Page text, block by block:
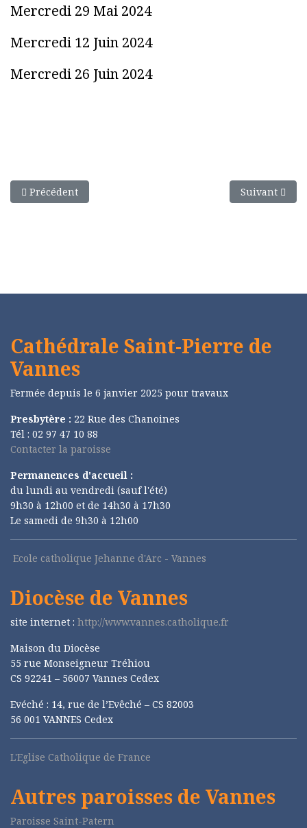
Mercredi 29 Mai 2024
Mercredi 12 Juin 2024
Mercredi 26 Juin 2024
Article précédent : Formation Frat' Lycéens 2023
Précédent Article
Suivant
Cathédrale Saint-Pierre de
Vannes
Fermée depuis le 6 janvier 2025 pour travaux
Presbytère : 22 Rue des Chanoines
Tél : 02 97 47 10 88
Contacter la paroisse
Permanences d'accueil :
du lundi au vendredi (sauf l'été)
9h30 à 12h00 et de 14h30 à 17h30
Le samedi de 9h30 à 12h00
Ecole catholique Jehanne d'Arc - Vannes
Diocèse de Vannes
site internet : http://www.vannes.catholique.fr
Maison du Diocèse
55 rue Monseigneur Tréhiou
CS 92241 – 56007 Vannes Cedex
Evéché : 14, rue de l’Evêché – CS 82003
56 001 VANNES Cedex
L'Eglise Catholique de France
Autres paroisses de Vannes
Paroisse Saint-Patern